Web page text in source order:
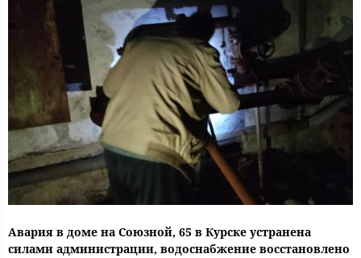
Авария в доме на Союзной, 65 в Курске устранена
силами администрации, водоснабжение восстановлено